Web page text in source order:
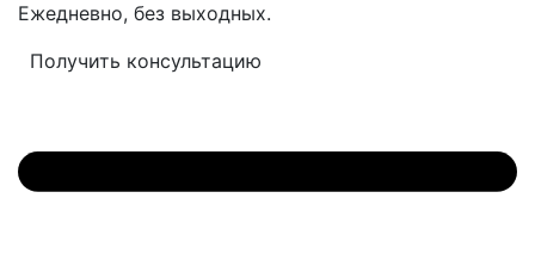
Ежедневно, без выходных.
Получить консультацию